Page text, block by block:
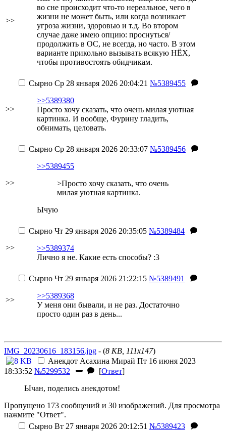
>>
во сне происходит что-то нереальное, чего в
жизни не может быть, или когда возникает
угроза жизни, здоровью и т.д. Во втором
случае даже имею опцию: проснуться/
продолжить в ОС, не всегда, но часто. В этом
варианте прикольно вызывать всякую НЁХ,
чтобы противостоять обидчикам.
>>
Сырно Ср 28 января 2026 20:04:21 №5389455
>>5389380
Просто хочу сказать, что очень милая уютная
картинка. И вообще, Фурину гладить,
обнимать, целовать.
>>
Сырно Ср 28 января 2026 20:33:07 №5389456
>>5389455
>Просто хочу сказать, что очень
милая уютная картинка.
Ычую
>>
Сырно Чт 29 января 2026 20:35:05 №5389484
>>5389374
Лично я не. Какие есть способы? :3
>>
Сырно Чт 29 января 2026 21:22:15 №5389491
>>5389368
У меня они бывали, и не раз. Достаточно
просто один раз в день...
IMG_20230616_183156.jpg - (8 KB, 111x147)
Анекдот Асахина Мирай Пт 16 июня 2023
18:33:52 №5299532 [Ответ]
Ычан, поделись анекдотом!
Пропущено 173 сообщений и 30 изображений. Для просмотра
нажмите "Ответ".
Сырно Вт 27 января 2026 20:12:51 №5389423